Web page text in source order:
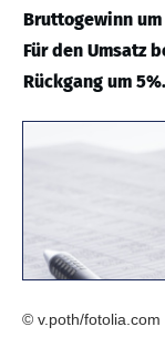
Bruttogewinn
Für den Umsatz
Rückgang um 5%.
© v.poth/fotolia.com